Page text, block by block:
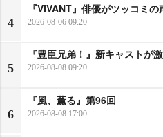
4
『VIVANT』俳優がツッコミの
2026-08-06 09:20
5
『豊臣兄弟！』新キャストが
2026-08-08 09:20
6
『風、薫る』第96回
2026-08-08 17:00